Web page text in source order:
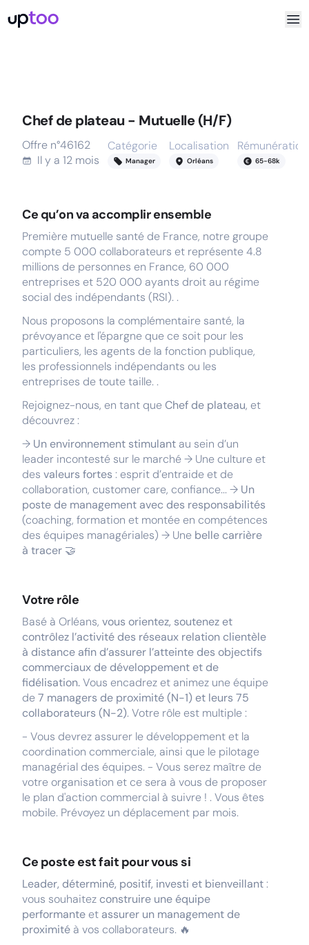
Chef de plateau - Mutuelle (H/F)
Offre n°46162
Il y a 12 mois
Catégorie
Manager
Localisation
Orléans
Rémunération
65-68k
Ce qu’on va accomplir ensemble
Première mutuelle santé de France, notre groupe
compte 5 000 collaborateurs et représente 4.8
millions de personnes en France, 60 000
entreprises et 520 000 ayants droit au régime
social des indépendants (RSI). .
Nous proposons la complémentaire santé, la
prévoyance et l'épargne que ce soit pour les
particuliers, les agents de la fonction publique,
les professionnels indépendants ou les
entreprises de toute taille. .
Rejoignez-nous, en tant queChef de plateau, et
découvrez :
→ Un environnement stimulant au sein d’un
leader incontesté sur le marché → Une culture et
des valeurs fortes : esprit d’entraide et de
collaboration, customer care, confiance... → Un
poste de management avec des responsabilités
(coaching, formation et montée en compétences
des équipes managériales) → Une belle carrière
à tracer 🤝
Votre rôle
Basé à Orléans, vous orientez, soutenez et
contrôlez l’activité des réseaux relation clientèle
à distance afin d’assurer l’atteinte des objectifs
commerciaux de développement et de
fidélisation.Vous encadrez et animez une équipe
de7 managers de proximité (N-1) et leurs 75
collaborateurs (N-2). Votre rôle est multiple :
- Vous devrez assurer le développement et la
coordination commerciale, ainsi que le pilotage
managérial des équipes. - Vous serez maître de
votre organisation et ce sera à vous de proposer
le plan d'action commercial à suivre ! . Vous êtes
mobile. Prévoyez un déplacement par mois.
Ce poste est fait pour vous si
Leader, déterminé, positif, investi et bienveillant:
vous souhaitez construire une équipe
performante et assurer un management de
proximité à vos collaborateurs. 🔥